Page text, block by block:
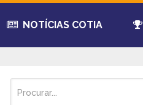
NOTÍCIAS COTIA